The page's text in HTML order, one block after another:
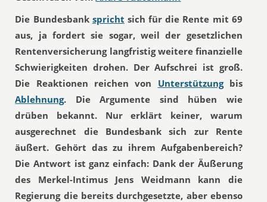
Die Bundesbank spricht sich für die Rente mit 69
aus, ja fordert sie sogar, weil der gesetzlichen
Rentenversicherung langfristig weitere finanzielle
Schwierigkeiten drohen. Der Aufschrei ist groß.
Die Reaktionen reichen von Unterstützungbis
Ablehnung. Die Argumente sind hüben wie
drüben bekannt. Nur erklärt keiner, warum
ausgerechnet die Bundesbank sich zur Rente
äußert. Gehört das zu ihrem Aufgabenbereich?
Die Antwort ist ganz einfach: Dank der Äußerung
des Merkel-Intimus Jens Weidmann kann die
Regierung die bereits durchgesetzte, aber ebenso